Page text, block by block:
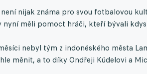
nijak známa pro svou fotbalovou
nyní měli pomoct hráči, kteří bývali
nebyl tým z indonéského města
měnit, a to díky Ondřeji Kúdelovi a